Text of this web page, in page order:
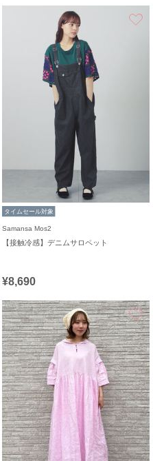
タイムセール対象
Samansa Mos2
【接触冷感】デニムサロペット
¥8,690
お気に入り